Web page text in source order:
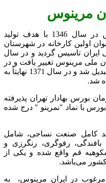
مرینوس
شرکت کارخانجات ایران مرینوس در سال 1346 با هدف تولید
اولین کارخانه در شهرستان
ایران تاسیس گردید و در سال
ملی مرینوس تغییر یافت و در
سال 1354 به شرکت سهامی عام تبدیل شد و در سال 1371 نهایتاً به
شد.
ماه 1356 در سازمان بورس بهادار تهران پذیرفته
با نماد "نمرینو " درج شده
کامل صنعت نساجی، شامل
رفوگری، رنگرزی و
قم واقع شده و یکی از
می‌باشد.
مرغوب در ایران مرینوس، به